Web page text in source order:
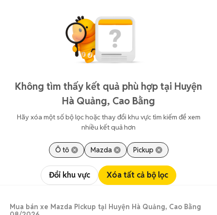
Không tìm thấy kết quả phù hợp tại Huyện
Hà Quảng, Cao Bằng
Hãy xóa một số bộ lọc hoặc thay đổi khu vực tìm kiếm để xem
nhiều kết quả hơn
Ô tô Mazda Pickup
Đổi khu vực Xóa tất cả bộ lọc
Mua bán xe Mazda Pickup tại Huyện Hà Quảng, Cao Bằng